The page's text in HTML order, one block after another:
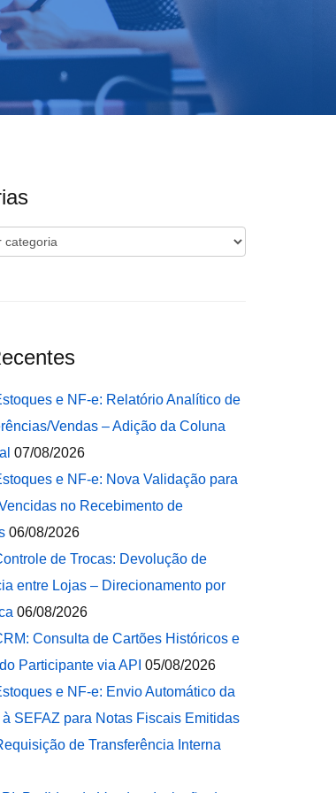
e NF-e: Relatório Analítico de
Vendas – Adição da Coluna
07/08/2026
e NF-e: Nova Validação para
no Recebimento de
06/08/2026
de Trocas: Devolução de
entre Lojas – Direcionamento por
06/08/2026
Consulta de Cartões Históricos e
Participante via API 05/08/2026
e NF-e: Envio Automático da
SEFAZ para Notas Fiscais Emitidas
de Transferência Interna